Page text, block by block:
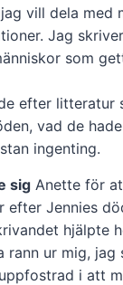
vill dela med
Jag
som
efter litteratur
vad de
ingenting.
sig Anette för
efter Jennies
hjälpte
rann ur mig, jag
i att